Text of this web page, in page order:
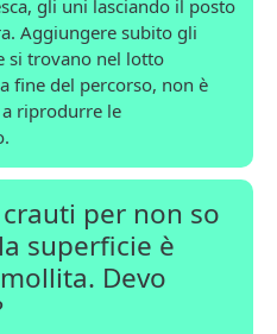
gli uni lasciando il posto
Aggiungere subito gli
si trovano nel lotto
fine del percorso, non è
riprodurre le
per non so
superficie è
Devo